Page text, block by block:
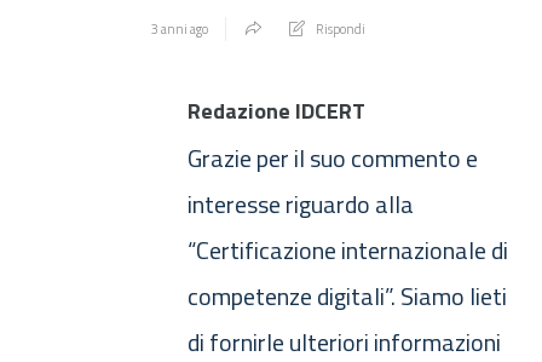
3 anni ago Rispondi
Redazione IDCERT
Grazie per il suo commento e
interesse riguardo alla
“Certificazione internazionale di
competenze digitali”. Siamo lieti
di fornirle ulteriori informazioni